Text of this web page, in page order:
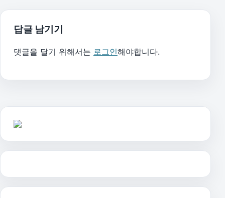
답글 남기기
댓글을 달기 위해서는 로그인해야합니다.